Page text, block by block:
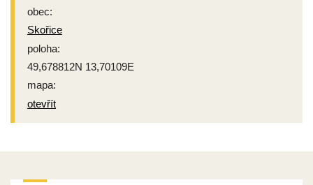
obec:
Skořice
poloha:
49,678812N 13,70109E
mapa:
otevřít